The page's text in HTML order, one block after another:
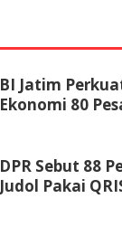
BI Jatim
Ekonomi 80
DPR Sebut 88
Judol Pakai